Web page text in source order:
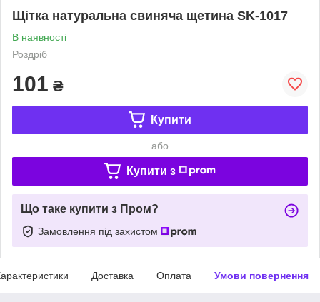
Щітка натуральна свиняча щетина SK-1017
В наявності
Роздріб
101 ₴
Купити
або
Купити з
Що таке купити з Пром?
Замовлення під захистом
Доставка Оплата Умови повернення